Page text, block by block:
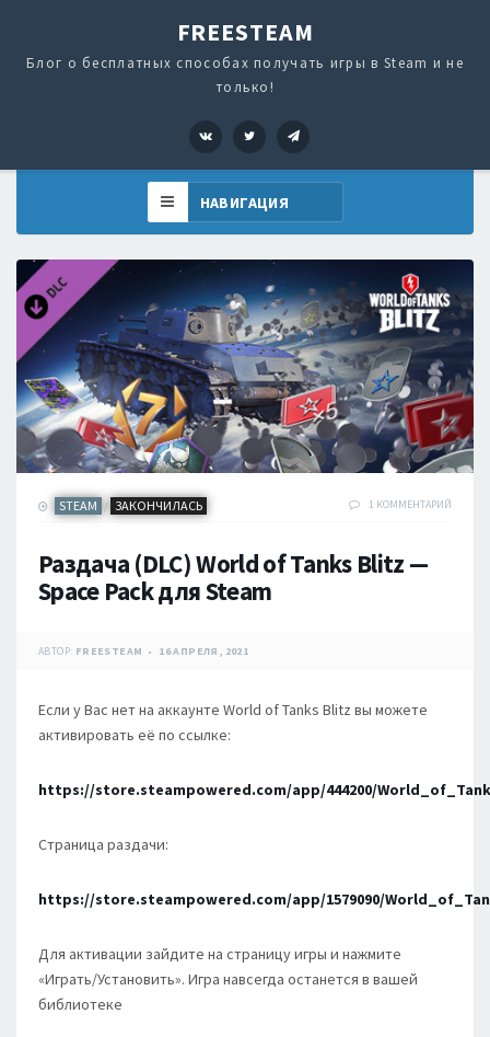
FREESTEAM
Блог о бесплатных способах получать игры в Steam и не
только!
VK Twitter
STEAM / ЗАКОНЧИЛАСЬ 1 КОММЕНТАРИЙ
Раздача (DLC) World of Tanks Blitz —
Space Pack для Steam
АВТОР: FREESTEAM 16 АПРЕЛЯ, 2021
Если у Вас нет на аккаунте World of Tanks Blitz вы можете
активировать её по ссылке:
https://store.steampowered.com/app/444200/
Страница раздачи:
https://store.steampowered.com/app/1579090/
Для активации зайдите на страницу игры и нажмите
«Играть/Установить». Игра навсегда останется в вашей
библиотеке